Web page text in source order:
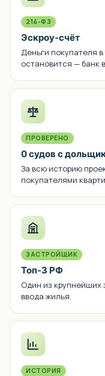
214-ФЗ
Эскроу-счёт
Деньги покупателя
остановится — банк
ПРОВЕРЕНО
0 судов с
За всю историю
покупателями
ЗАСТРОЙЩИК
Топ-3 РФ
Один из крупнейших
ввода жилья.
ИСТОРИЯ